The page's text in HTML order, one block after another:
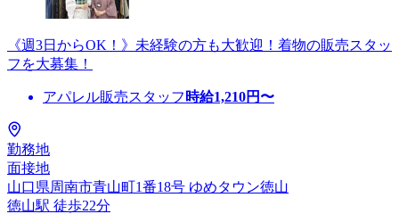
《週3日からOK！》未経験の方も大歓迎！着物の販売スタッ
フを大募集！
アパレル販売スタッフ 時給1,210円〜
勤務地
面接地
山口県周南市青山町1番18号 ゆめタウン徳山
徳山駅 徒歩22分